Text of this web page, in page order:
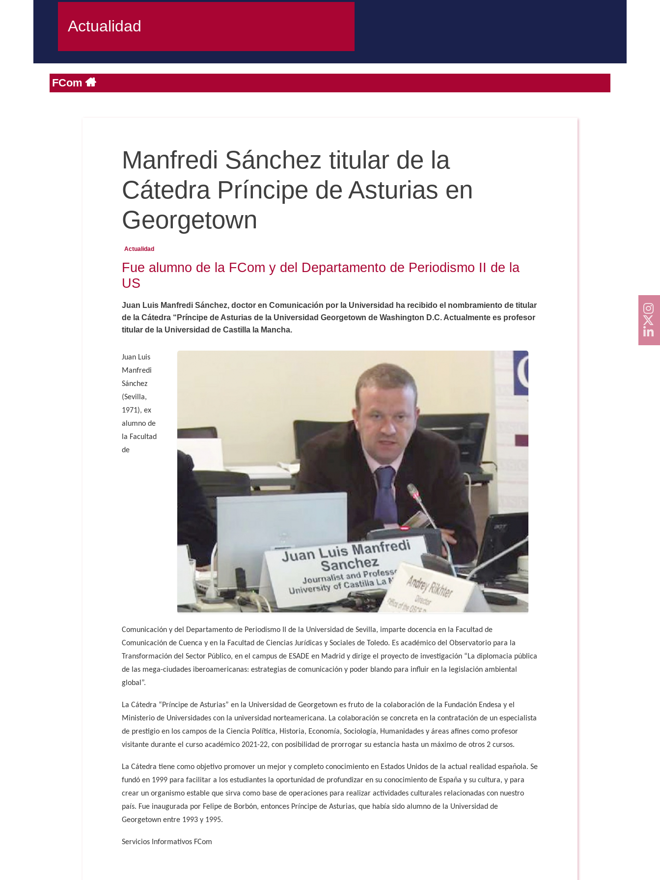
Actualidad
FCom
Manfredi Sánchez titular de la
Cátedra Príncipe de Asturias en
Georgetown
Actualidad
Fue alumno de la FCom y del Departamento de Periodismo II de la
US
Juan Luis Manfredi Sánchez, doctor en Comunicación por la Universidad ha recibido el nombramiento de titular
de la Cátedra “Príncipe de Asturias de la Universidad Georgetown de Washington D.C. Actualmente es profesor
titular de la Universidad de Castilla la Mancha.
Juan Luis
Manfredi
Sánchez
(Sevilla,
1971), ex
alumno de
la Facultad
de
Comunicación y del Departamento de Periodismo II de la Universidad de Sevilla, imparte docencia en la Facultad de
Comunicación de Cuenca y en la Facultad de Ciencias Jurídicas y Sociales de Toledo. Es académico del Observatorio para la
Transformación del Sector Público, en el campus de ESADE en Madrid y dirige el proyecto de investigación “La diplomacia pública
de las mega-ciudades iberoamericanas: estrategias de comunicación y poder blando para influir en la legislación ambiental
global”.
La Cátedra “Príncipe de Asturias” en la Universidad de Georgetown es fruto de la colaboración de la Fundación Endesa y el
Ministerio de Universidades con la universidad norteamericana. La colaboración se concreta en la contratación de un especialista
de prestigio en los campos de la Ciencia Política, Historia, Economía, Sociología, Humanidades y áreas afines como profesor
visitante durante el curso académico 2021-22, con posibilidad de prorrogar su estancia hasta un máximo de otros 2 cursos.
La Cátedra tiene como objetivo promover un mejor y completo conocimiento en Estados Unidos de la actual realidad española. Se
fundó en 1999 para facilitar a los estudiantes la oportunidad de profundizar en su conocimiento de España y su cultura, y para
crear un organismo estable que sirva como base de operaciones para realizar actividades culturales relacionadas con nuestro
país. Fue inaugurada por Felipe de Borbón, entonces Príncipe de Asturias, que había sido alumno de la Universidad de
Georgetown entre 1993 y 1995.
Servicios Informativos FCom